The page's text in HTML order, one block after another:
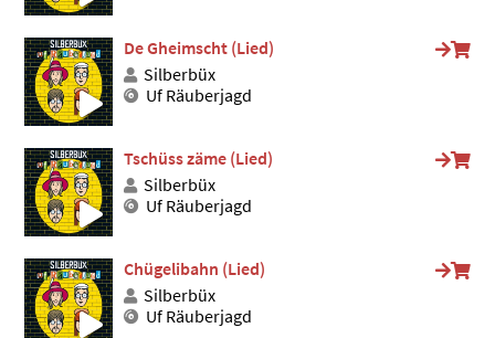
De Gheimscht (Lied)
Silberbüx
Uf Räuberjagd
Tschüss zäme (Lied)
Silberbüx
Uf Räuberjagd
Chügelibahn (Lied)
Silberbüx
Uf Räuberjagd